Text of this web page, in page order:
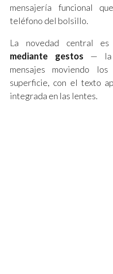
mensajería funcional
teléfono del bolsillo.
La novedad central
mediante gestos — la
mensajes moviendo
superficie, con el texto
integrada en las lentes.